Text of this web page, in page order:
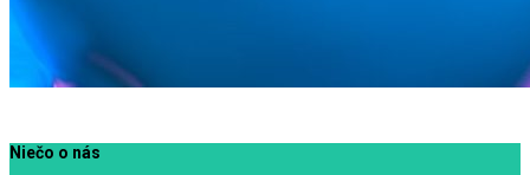
Niečo o nás